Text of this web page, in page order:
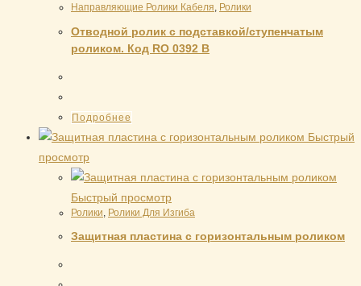
Направляющие Ролики Кабеля, Ролики
Отводной ролик с подставкой/ступенчатым
роликом. Код RO 0392 B
Подробнее
Быстрый
просмотр
Быстрый просмотр
Ролики Ролики Для Изгиба
Защитная пластина с горизонтальным роликом